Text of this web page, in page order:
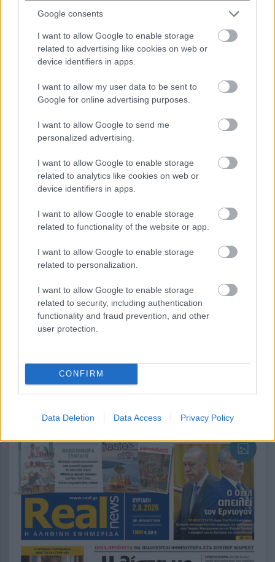
Google consents
I want to allow Google to enable storage
related to advertising like cookies on web or
device identifiers in apps.
I want to allow my user data to be sent to
Google for online advertising purposes.
I want to allow Google to send me
personalized advertising.
I want to allow Google to enable storage
related to analytics like cookies on web or
device identifiers in apps.
I want to allow Google to enable storage
related to functionality of the website or app.
I want to allow Google to enable storage
related to personalization.
I want to allow Google to enable storage
related to security, including authentication
functionality and fraud prevention, and other
user protection.
CONFIRM
Data Deletion Data Access Privacy Policy
Νέα κβαντική πύλη εντοπίζει μόνη
της τα σφάλματα ως απώλειες
φωτονίων
Κουίζ: Πόσο καλά θυμάστε την
ελληνική μυθολογία; Μπορείτε να
απαντήσετε σωστά και στις 3
περισσότερα
, 1 Αυγούστου 2026